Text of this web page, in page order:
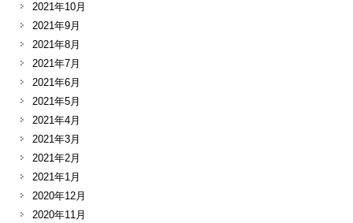
2021年10月
2021年9月
2021年8月
2021年7月
2021年6月
2021年5月
2021年4月
2021年3月
2021年2月
2021年1月
2020年12月
2020年11月